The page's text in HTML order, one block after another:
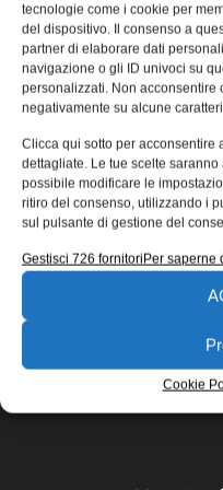
tecnologie come i cookie per
del dispositivo. Il consenso a
partner di elaborare dati
navigazione o gli ID univoci su
personalizzati. Non acconsentire
negativamente su alcune
Clicca qui sotto per acconsentire
dettagliate. Le tue scelte
possibile modificare le
ritiro del consenso, utilizzando i
sul pulsante di gestione del
Gestisci 726 fornitoriPer saperne
Cookie
progettare
Stereo invece di mono:
progettazione con la
Riccardo Fioretto 15/10/